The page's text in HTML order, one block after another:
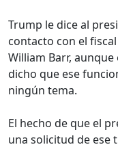
Trump le dice al
contacto con el
William Barr,
dicho que ese
ningún tema.
El hecho de que el
una solicitud de ese